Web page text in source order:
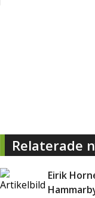
Relaterade
Eirik